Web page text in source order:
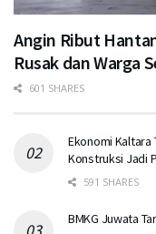
Angin Ribut
Rusak dan Warga
601 SHARES
Ekonomi Kaltara
Konstruksi Jadi
591 SHARES
BMKG Juwata